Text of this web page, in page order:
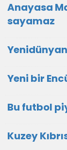
Anayasa
sayamaz
Yeni bir
Bu futbol
Kuzey